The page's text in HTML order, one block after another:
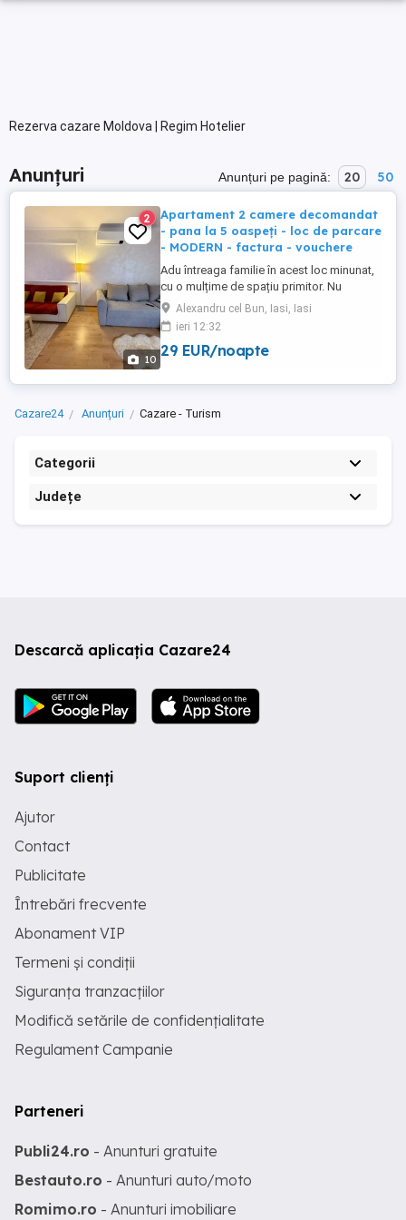
Rezerva cazare Moldova | Regim Hotelier
Anunțuri Anunțuri pe pagină: 20 50
10
2
Apartament 2 camere decomandat
- pana la 5 oaspeți - loc de parcare
- MODERN - factura - vouchere
Adu întreaga familie în acest loc minunat,
cu o mulțime de spațiu primitor. Nu
Raspundem in timp util aici? Sau ai mai
multe întrebări? HAI pe #abhomesiasi si
ajutam acolo cât de repede! Apartament
cu 2 camere by AB HOMES IASI, situat în
orasului. Spațiu modern, ...
Alexandru cel Bun, Iasi, Iasi
ieri 12:32
29 EUR/noapte
Cazare24 Anunțuri Cazare - Turism
Categorii
Județe
Descarcă aplicația Cazare24
Suport clienți
Ajutor
Contact
Publicitate
Întrebări frecvente
Abonament VIP
Termeni și condiții
Siguranța tranzacțiilor
Modifică setările de confidențialitate
Regulament Campanie
Parteneri
Publi24.ro - Anunturi gratuite
Bestauto.ro - Anunturi auto/moto
Romimo.ro - Anunturi imobiliare